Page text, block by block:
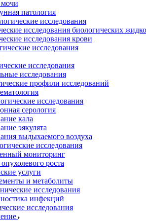
патология
исследования
исследования биологических
исследования крови
исследования
исследования
исследования
профили исследований
исследования
серология
кала
эякулята
выдыхаемого воздуха
исследования
мониторинг
роста
услуги
и метаболиты
исследования
инфекций
исследования